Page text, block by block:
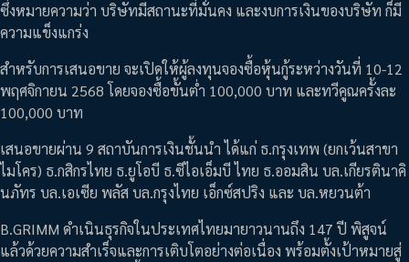
ซึ่งหมายความว่า บริษัทมีสถานะที่มั่นคง และงบการเงินของบริษัท ก็มี
ความแข็งแกร่ง
สำหรับการเสนอขาย จะเปิดให้ผู้ลงทุนจองซื้อหุ้นกู้ระหว่างวันที่ 10-12
พฤศจิกายน 2568 โดยจองซื้อขั้นต่ำ 100,000 บาท และทวีคูณครั้งละ
100,000 บาท
เสนอขายผ่าน 9 สถาบันการเงินชั้นนำ ได้แก่ ธ.กรุงเทพ (ยกเว้นสาขา
ไมโคร) ธ.กสิกรไทย ธ.ยูโอบี ธ.ซีไอเอ็มบี ไทย ธ.ออมสิน บล.เกียรตินาคิ
นภัทร บล.เอเซีย พลัส บล.กรุงไทย เอ็กซ์สปริง และ บล.หยวนต้า
B.GRIMM ดำเนินธุรกิจในประเทศไทยมายาวนานถึง 147 ปี พิสูจน์
แล้วด้วยความสำเร็จและการเติบโตอย่างต่อเนื่อง พร้อมตั้งเป้าหมายสู่